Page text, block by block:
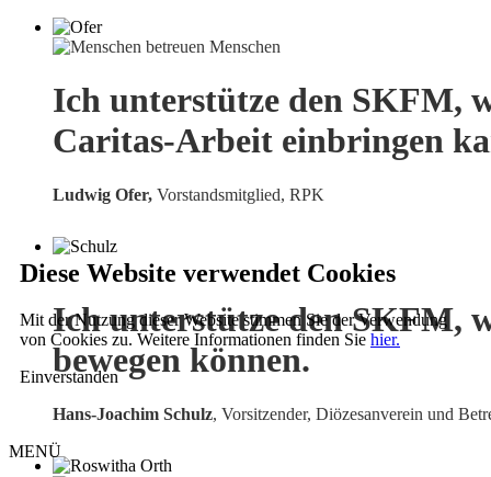
Ich unterstütze den SKFM,
Caritas-Arbeit einbringen
Ludwig Ofer, Vorstandsmitglied, RPK
Ich unterstütze den SKFM,
bewegen können.
Hans-Joachim Schulz, Vorsitzender, Diözesanverein und
Diese Website verwendet Cookies
Mit der Nutzung dieser Website stimmen Sie der Verwendung
von Cookies zu. Weitere Informationen finden Sie hier.
Einverstanden
MENÜ